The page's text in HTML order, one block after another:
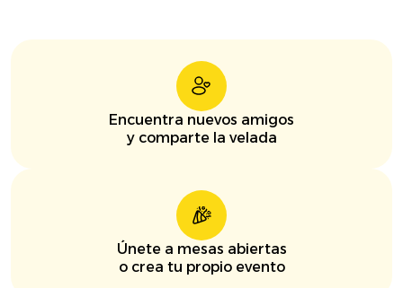
Encuentra nuevos amigos
y comparte la velada
Únete a mesas abiertas
o crea tu propio evento